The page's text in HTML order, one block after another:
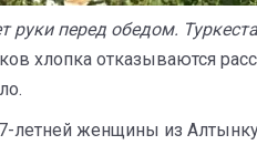
руки перед обедом.
хлопка отказываются
летней женщины из